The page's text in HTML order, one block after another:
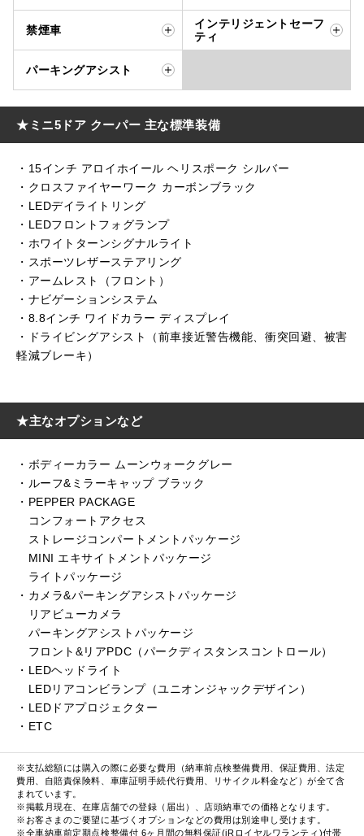
禁煙車
インテリジェントセーフ
ティ
パーキングアシスト
★ミニ5ドア クーパー 主な標準装備
・15インチ アロイホイール ヘリスポーク シルバー
・クロスファイヤーワーク カーボンブラック
・LEDデイライトリング
・LEDフロントフォグランプ
・ホワイトターンシグナルライト
・スポーツレザーステアリング
・アームレスト（フロント）
・ナビゲーションシステム
・8.8インチ ワイドカラー ディスプレイ
・ドライビングアシスト（前車接近警告機能、衝突回避、被害
軽減ブレーキ）
★主なオプションなど
・ボディーカラー ムーンウォークグレー
・ルーフ&ミラーキャップ ブラック
・PEPPER PACKAGE
コンフォートアクセス
ストレージコンパートメントパッケージ
MINI エキサイトメントパッケージ
ライトパッケージ
・カメラ&パーキングアシストパッケージ
リアビューカメラ
パーキングアシストパッケージ
フロント&リアPDC（パークディスタンスコントロール）
・LEDヘッドライト
LEDリアコンビランプ（ユニオンジャックデザイン）
・LEDドアプロジェクター
・ETC
※支払総額には購入の際に必要な費用（納車前点検整備費用、保証費用、法定
費用、自賠責保険料、車庫証明手続代行費用、リサイクル料金など）が全て含
まれています。
※掲載月現在、在庫店舗での登録（届出）、店頭納車での価格となります。
※お客さまのご要望に基づくオプションなどの費用は別途申し受けます。
※全車納車前定期点検整備付 6ヶ月間の無料保証(iRロイヤルワランティ)付帯